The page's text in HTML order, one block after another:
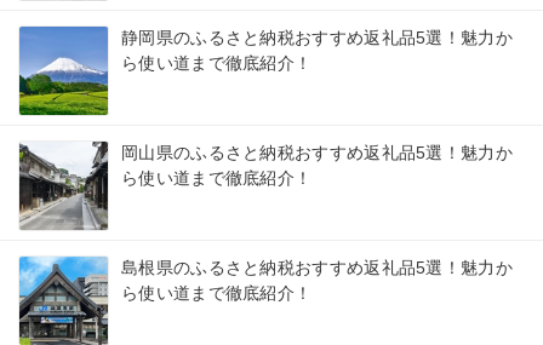
静岡県のふるさと納税おすすめ返礼品5選！魅力か
ら使い道まで徹底紹介！
岡山県のふるさと納税おすすめ返礼品5選！魅力か
ら使い道まで徹底紹介！
島根県のふるさと納税おすすめ返礼品5選！魅力か
ら使い道まで徹底紹介！